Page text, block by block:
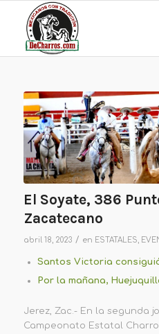
El Soyate, 386
Zacatecano
abril 18, 2023 / en ESTATALES
Santos Victoria
Por la mañana,
Jerez, Zac.- En la segunda
Campeonato Estatal